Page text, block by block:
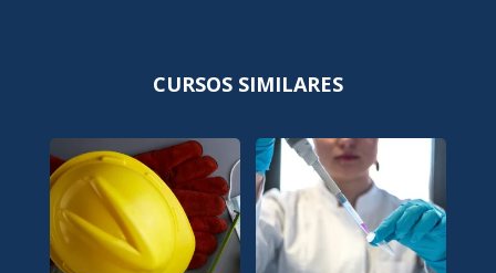
CURSOS SIMILARES